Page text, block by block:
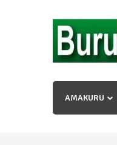
« Ingorane si
uzopfire neza
AMAKURU